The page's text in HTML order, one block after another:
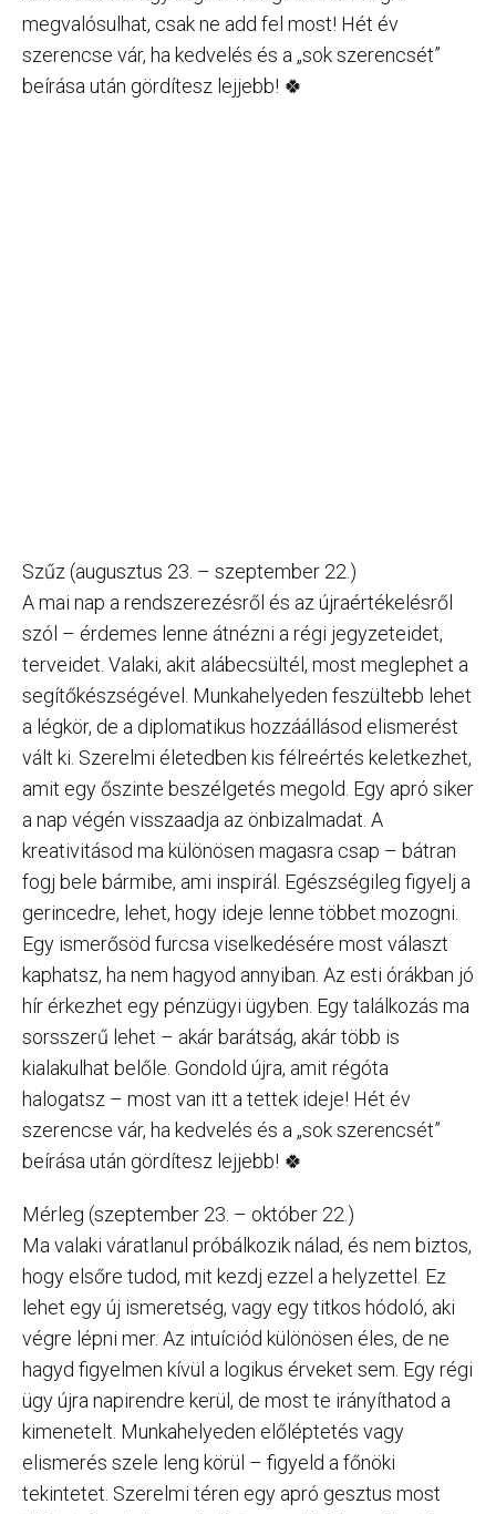
megvalósulhat, csak ne add fel most! Hét év
szerencse vár, ha kedvelés és a „sok szerencsét”
beírása után gördítesz lejjebb! 🍀
Szűz (augusztus 23. – szeptember 22.)
A mai nap a rendszerezésről és az újraértékelésről
szól – érdemes lenne átnézni a régi jegyzeteidet,
terveidet. Valaki, akit alábecsültél, most meglephet a
segítőkészségével. Munkahelyeden feszültebb lehet
a légkör, de a diplomatikus hozzáállásod elismerést
vált ki. Szerelmi életedben kis félreértés keletkezhet,
amit egy őszinte beszélgetés megold. Egy apró siker
a nap végén visszaadja az önbizalmadat. A
kreativitásod ma különösen magasra csap – bátran
fogj bele bármibe, ami inspirál. Egészségileg figyelj a
gerincedre, lehet, hogy ideje lenne többet mozogni.
Egy ismerősöd furcsa viselkedésére most választ
kaphatsz, ha nem hagyod annyiban. Az esti órákban jó
hír érkezhet egy pénzügyi ügyben. Egy találkozás ma
sorsszerű lehet – akár barátság, akár több is
kialakulhat belőle. Gondold újra, amit régóta
halogatsz – most van itt a tettek ideje! Hét év
szerencse vár, ha kedvelés és a „sok szerencsét”
beírása után gördítesz lejjebb! 🍀
Mérleg (szeptember 23. – október 22.)
Ma valaki váratlanul próbálkozik nálad, és nem biztos,
hogy elsőre tudod, mit kezdj ezzel a helyzettel. Ez
lehet egy új ismeretség, vagy egy titkos hódoló, aki
végre lépni mer. Az intuíciód különösen éles, de ne
hagyd figyelmen kívül a logikus érveket sem. Egy régi
ügy újra napirendre kerül, de most te irányíthatod a
kimenetelt. Munkahelyeden előléptetés vagy
elismerés szele leng körül – figyeld a főnöki
tekintetet. Szerelmi téren egy apró gesztus most